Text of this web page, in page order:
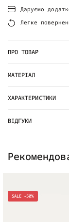
Даруємо
Легке
ПРО ТОВАР
МАТЕРІАЛ
ХАРАКТЕРИСТИКИ
ВІДГУКИ
SALE -50%